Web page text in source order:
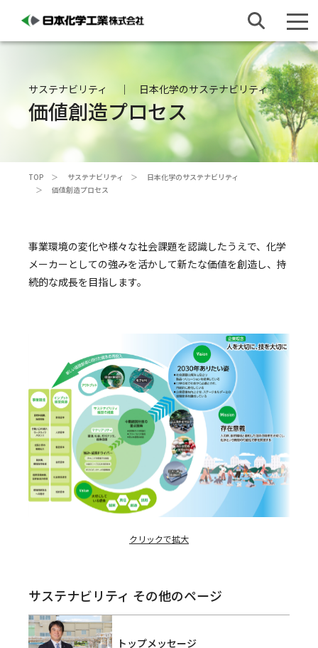
サステナビリティ 日本化学のサステナビリティ
価値創造プロセス
TOP サステナビリティ
日本化学のサステナビリティ
価値創造プロセス
事業環境の変化や様々な社会課題を認識したうえで、化学
メーカーとしての強みを活かして新たな価値を創造し、持
続的な成長を目指します。
クリックで拡大
サステナビリティ その他のページ
トップメッセージ